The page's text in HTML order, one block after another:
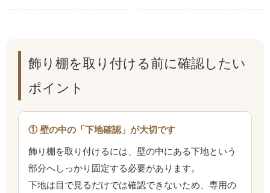
飾り棚を取り付ける前に確認したい
ポイント
① 壁の中の「下地確認」が大切です
飾り棚を取り付けるには、壁の中にある下地という
部分へしっかり固定する必要があります。
下地は目で見るだけでは確認できないため、専用の